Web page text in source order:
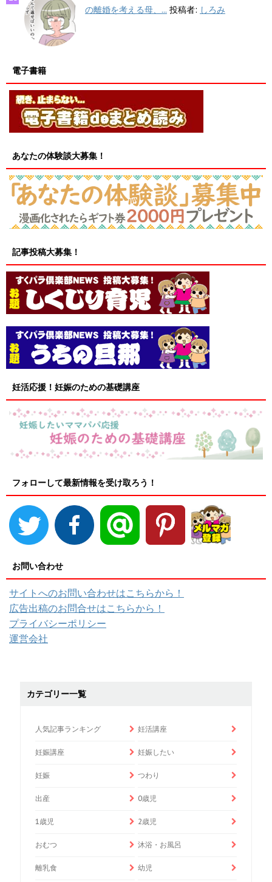
の離婚を考える母、... 投稿者: しろみ
電子書籍
あなたの体験談大募集！
記事投稿大募集！
妊活応援！妊娠のための基礎講座
フォローして最新情報を受け取ろう！
お問い合わせ
サイトへのお問い合わせはこちらから！
広告出稿のお問合せはこちらから！
プライバシーポリシー
運営会社
カテゴリー一覧
人気記事ランキング 妊活講座
妊娠講座 妊娠したい
妊娠 つわり
出産 0歳児
1歳児 2歳児
おむつ 沐浴・お風呂
離乳食 幼児